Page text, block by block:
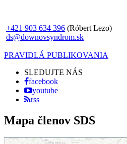
+421 903 634 396 (Róbert Lezo)
ds@downovsyndrom.sk
PRAVIDLÁ PUBLIKOVANIA
SLEDUJTE NÁS
facebook
youtube
rss
Mapa členov SDS